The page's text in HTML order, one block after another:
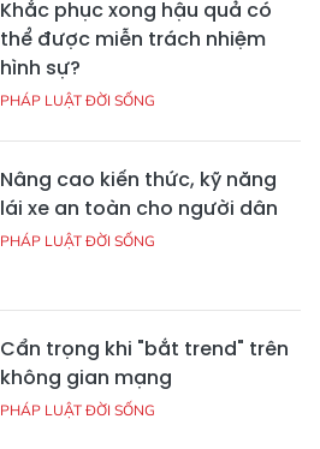
Khắc phục xong hậu quả có
thể được miễn trách nhiệm
hình sự?
PHÁP LUẬT ĐỜI SỐNG
Nâng cao kiến thức, kỹ năng
lái xe an toàn cho người dân
PHÁP LUẬT ĐỜI SỐNG
Cẩn trọng khi "bắt trend" trên
không gian mạng
PHÁP LUẬT ĐỜI SỐNG